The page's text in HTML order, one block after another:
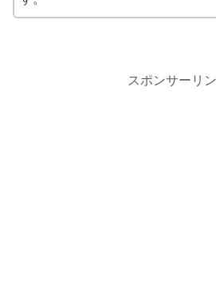
スポンサーリ